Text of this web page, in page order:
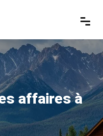
affaires à